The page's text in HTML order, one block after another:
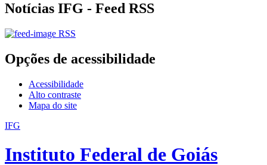
Notícias IFG - Feed RSS
RSS
Opções de acessibilidade
Acessibilidade
Alto contraste
Mapa do site
IFG
Instituto Federal de Goiás